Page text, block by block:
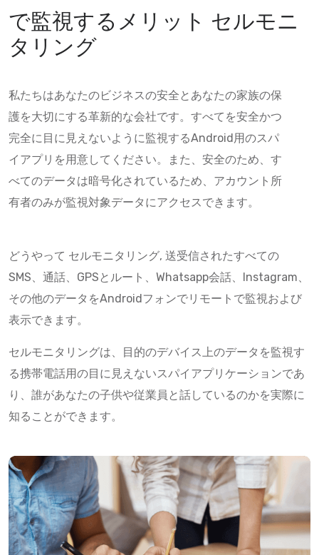
で監視するメリット セルモニ
タリング
私たちはあなたのビジネスの安全とあなたの家族の保
護を大切にする革新的な会社です。すべてを安全かつ
完全に目に見えないように監視するAndroid用のスパ
イアプリを用意してください。また、安全のため、す
べてのデータは暗号化されているため、アカウント所
有者のみが監視対象データにアクセスできます。
どうやって セルモニタリング, 送受信されたすべての
SMS、通話、GPSとルート、Whatsapp会話、Instagram、
その他のデータをAndroidフォンでリモートで監視および
表示できます。
セルモニタリングは、目的のデバイス上のデータを監視す
る携帯電話用の目に見えないスパイアプリケーションであ
り、誰があなたの子供や従業員と話しているのかを実際に
知ることができます。